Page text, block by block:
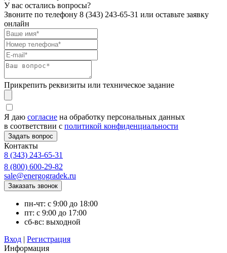
У вас остались вопросы?
Звоните по телефону 8 (343) 243-65-31 или оставьте заявку
онлайн
Прикрепить реквизиты или техническое задание
Я даю согласие на обработку персональных данных
в соответствии с политикой конфиденциальности
Контакты
8 (343) 243-65-31
8 (800) 600-29-82
sale@energogradek.ru
пн-чт: с 9:00 до 18:00
пт: с 9:00 до 17:00
сб-вс: выходной
Вход | Регистрация
Информация